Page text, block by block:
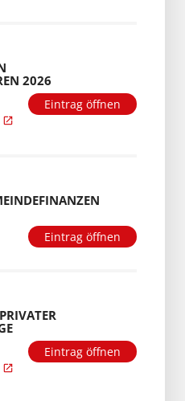
2026
Eintrag öffnen
Eintrag öffnen
Eintrag öffnen